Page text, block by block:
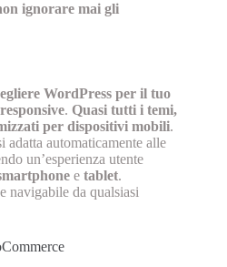
ignorare mai gli
WordPress per il tuo
. Quasi tutti i temi,
per dispositivi mobili.
automaticamente alle
un’esperienza utente
e tablet.
navigabile da qualsiasi